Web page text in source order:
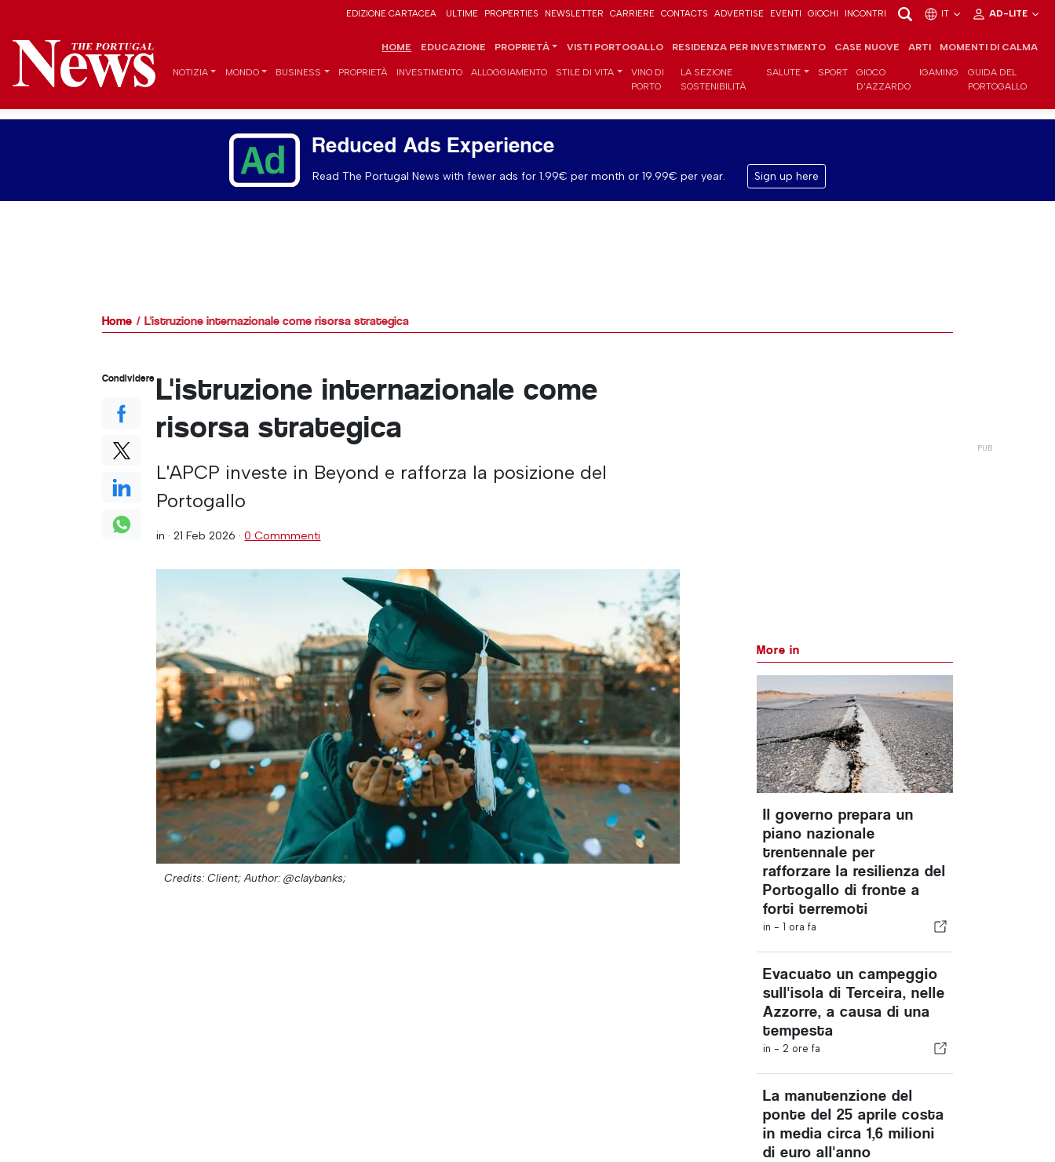
EDIZIONE CARTACEA ULTIME PROPERTIES NEWSLETTER CARRIERE CONTACTS ADVERTISE EVENTI GIOCHI INCONTRI IT AD-LITE
HOME EDUCAZIONE PROPRIETÀ VISTI PORTOGALLO RESIDENZA PER INVESTIMENTO CASE NUOVE ARTI MOMENTI DI CALMA
NOTIZIA MONDO BUSINESS PROPRIETÀ INVESTIMENTO ALLOGGIAMENTO STILE DI VITA
VINO DI
PORTO
LA SEZIONE
SOSTENIBILITÀ
SALUTE SPORT
GIOCO
D'AZZARDO
IGAMING
GUIDA DEL
PORTOGALLO
Reduced Ads Experience
Read The Portugal News with fewer ads for 1.99€ per month or 19.99€ per year. Sign up here
Home L'istruzione internazionale come risorsa strategica
L'istruzione internazionale come
risorsa strategica
L'APCP investe in Beyond e rafforza la posizione del
Portogallo
in ·21 Feb 2026 ·0 Commmenti
Credits: Client; Author: @claybanks;
Condividere
More in
Il governo prepara un
piano nazionale
trentennale per
rafforzare la resilienza del
Portogallo di fronte a
forti terremoti
in - 1 ora fa
Evacuato un campeggio
sull'isola di Terceira, nelle
Azzorre, a causa di una
tempesta
in - 2 ore fa
La manutenzione del
ponte del 25 aprile costa
in media circa 1,6 milioni
di euro all'anno